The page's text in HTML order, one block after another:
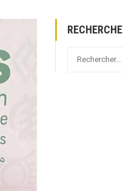
RECHERCHE